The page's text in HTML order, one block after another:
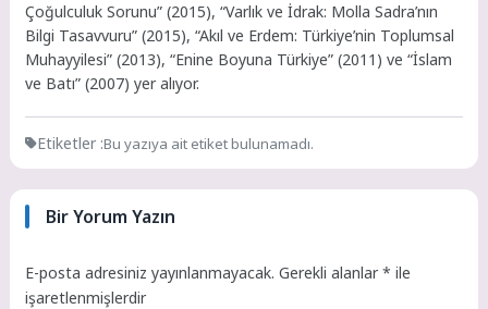
Çoğulculuk Sorunu” (2015), “Varlık ve İdrak: Molla Sadra’nın
Bilgi Tasavvuru” (2015), “Akıl ve Erdem: Türkiye’nin Toplumsal
Muhayyilesi” (2013), “Enine Boyuna Türkiye” (2011) ve “İslam
ve Batı” (2007) yer alıyor.
Etiketler :Bu yazıya ait etiket bulunamadı.
Bir Yorum Yazın
E-posta adresiniz yayınlanmayacak. Gerekli alanlar* ile
işaretlenmişlerdir